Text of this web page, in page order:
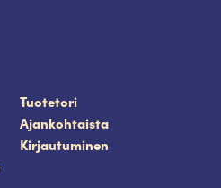
Tuotetori
Ajankohtaista
Kirjautuminen